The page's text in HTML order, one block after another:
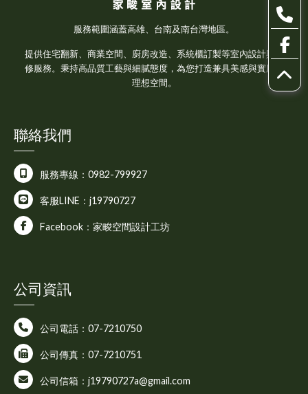
服務範圍涵蓋高雄、台南及南台灣地區。
提供住宅翻新、商業空間、廚房改造、系統櫃訂製等室內設計與裝
修服務。秉持高品質工藝與細膩態度，為您打造兼具美感與實用的
理想空間。
聯絡我們
服務專線：0982-799927
客服LINE：j19790727
Facebook：家畯空間設計工坊
公司資訊
公司電話：07-7210750
公司傳真：07-7210751
公司信箱：j19790727a@gmail.com